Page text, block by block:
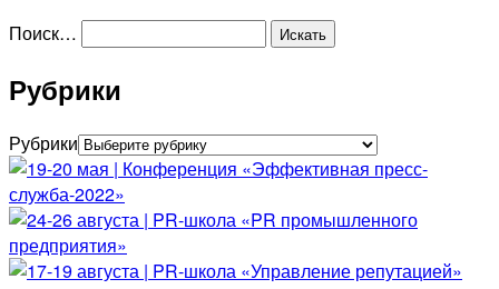
Поиск…
Рубрики
Рубрики